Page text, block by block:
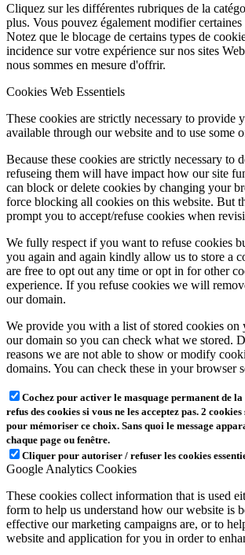
Cliquez sur les différentes rubriques de la
plus. Vous pouvez également modifier certaines
Notez que le blocage de certains types de
incidence sur votre expérience sur nos sites
nous sommes en mesure d'offrir.
Cookies Web Essentiels
These cookies are strictly necessary to provide
available through our website and to use some
Because these cookies are strictly necessary to
refuseing them will have impact how our site
can block or delete cookies by changing your
force blocking all cookies on this website. But
prompt you to accept/refuse cookies when
We fully respect if you want to refuse cookies
you again and again kindly allow us to store a
are free to opt out any time or opt in for other
experience. If you refuse cookies we will
our domain.
We provide you with a list of stored cookies on
our domain so you can check what we stored.
reasons we are not able to show or modify
domains. You can check these in your browser
Cochez pour activer le masquage permanent de
refus des cookies si vous ne les acceptez pas. 2
pour mémoriser ce choix. Sans quoi le message
chaque page ou fenêtre.
Cliquer pour autoriser / refuser les cookies
Google Analytics Cookies
These cookies collect information that is used
form to help us understand how our website is
effective our marketing campaigns are, or to
website and application for you in order to